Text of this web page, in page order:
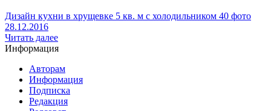
Дизайн кухни в хрущевке 5 кв. м с холодильником 40 фото
28.12.2016
Читать далее
Информация
Авторам
Информация
Подписка
Редакция